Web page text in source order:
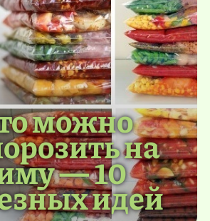
можно
на
— 10
идей